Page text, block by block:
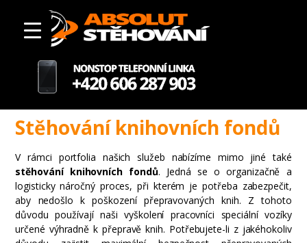
Stěhování knihovních fondů
V rámci portfolia našich služeb nabízíme mimo jiné také
stěhování knihovních fondů. Jedná se o organizačně a
logisticky náročný proces, při kterém je potřeba zabezpečit,
aby nedošlo k poškození přepravovaných knih. Z tohoto
důvodu používají naši vyškolení pracovníci speciální vozíky
určené výhradně k přepravě knih. Potřebujete-li z jakéhokoliv